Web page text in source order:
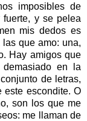
imposibles de
fuerte, y se pelea
mis dedos es
que amo: una,
Hay amigos que
en la
de letras,
este escondite. O
son los que me
me llaman de